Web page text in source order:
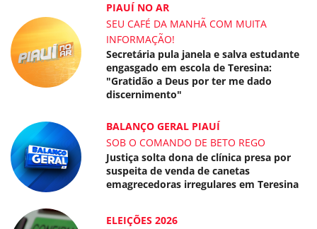
PIAUÍ NO AR
SEU CAFÉ DA MANHÃ COM MUITA
INFORMAÇÃO!
Secretária pula janela e salva estudante
engasgado em escola de Teresina:
"Gratidão a Deus por ter me dado
discernimento"
BALANÇO GERAL PIAUÍ
SOB O COMANDO DE BETO REGO
Justiça solta dona de clínica presa por
suspeita de venda de canetas
emagrecedoras irregulares em Teresina
ELEIÇÕES 2026